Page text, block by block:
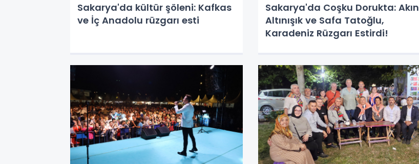
Sakarya'da kültür şöleni: Kafkas
ve İç Anadolu rüzgarı esti
Sakarya'da Coşku Dorukta: Akın
Altınışık ve Safa Tatoğlu,
Karadeniz Rüzgarı Estirdi!